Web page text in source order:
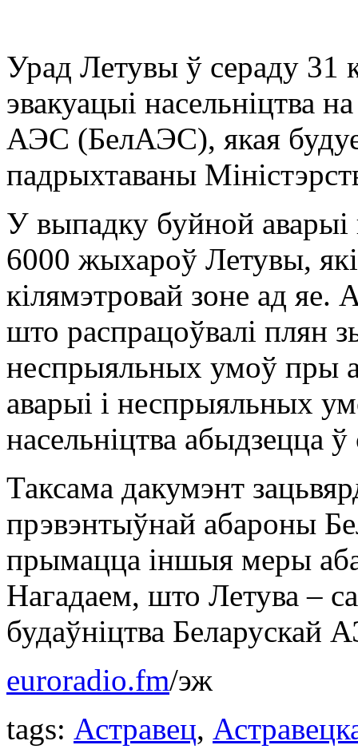
Урад Летувы ў сераду 31
эвакуацыі насельніцтва
АЭС (БелАЭС), якая
падрыхтаваны
У выпадку буйной
6000 жыхароў Летувы,
кілямэтровай зоне ад яе.
што распрацоўвалі плян
неспрыяльных умоў пры
аварыі і неспрыяльных
насельніцтва абыдзецца
Таксама дакумэнт
прэвэнтыўнай абароны
прымацца іншыя меры
Нагадаем, што Летува –
будаўніцтва Беларускай
euroradio.fm/эж
tags: Астравец,